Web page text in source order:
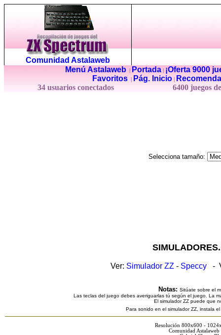
Comunidad Astalaweb
Menú Astalaweb| Portada|
¡Oferta 9000
Favoritos
Pág. Inicio
34 usuarios conectados
6400 juegos
Selecciona tamaño:
Ver: Simulador ZZ - Speccy -
Notas: Sitúate sobre el
Las teclas del juego debes averiguarlas tú según el juego. La
El simulador ZZ puede que
Para sonido en el simulador ZZ, instala
Resolución 800x600 -
Comunidad